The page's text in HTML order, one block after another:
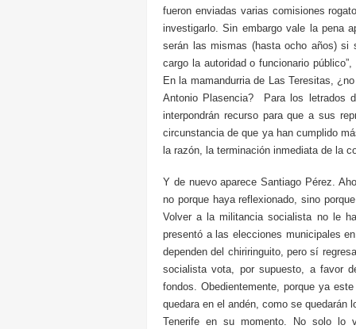
fueron enviadas varias comisiones
investigarlo. Sin embargo vale la pena
serán las mismas (hasta ocho años) si
cargo la autoridad o funcionario
En la mamandurria de Las Teresitas,
Antonio Plasencia? Para los letrados
interpondrán recurso para que a sus
circunstancia de que ya han cumplido
la razón, la terminación inmediata de la
Y de nuevo aparece Santiago Pérez.
no porque haya reflexionado, sino
Volver a la militancia socialista no le
presentó a las elecciones municipales
dependen del chiriringuito, pero sí
socialista vota, por supuesto, a favor
fondos. Obedientemente, porque ya
quedara en el andén, como se quedarán
Tenerife en su momento. No solo lo